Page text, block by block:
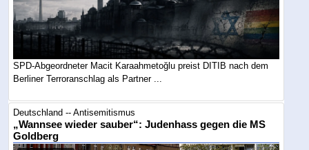
SPD-Abgeordneter Macit Karaahmetoğlu preist DITIB nach dem
Berliner Terroranschlag als Partner ...
Deutschland -- Antisemitismus
„Wannsee wieder sauber“: Judenhass gegen die MS
Goldberg